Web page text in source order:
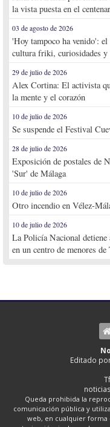
la vista puesta en el
03 de agosto de 2026
'Hoy tampoco ha venido': el
cultura friki, curiosidades y
29 de julio de 2026
Alex Cortina: El activista
la mente y el corazón
10 de julio de 2026
Se suspende el Festival
28 de julio de 2026
Exposición de postales de
'Sur' de Málaga
10 de julio de 2026
Otro incendio en Vélez-
10 de julio de 2026
La Policía Nacional
en un centro de menores
Editado
Queda prohibida la
comunicación pública y
web, en cualquier forma